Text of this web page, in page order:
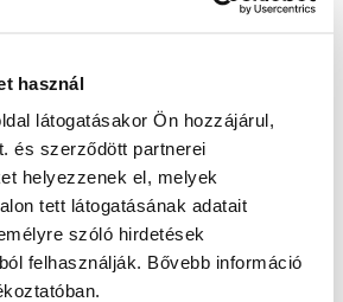
használ
látogatásakor Ön hozzájárul,
és szerződött partnerei
helyezzenek el, melyek
tett látogatásának adatait
szóló hirdetések
felhasználják. Bővebb információ
Oldal újratöltése